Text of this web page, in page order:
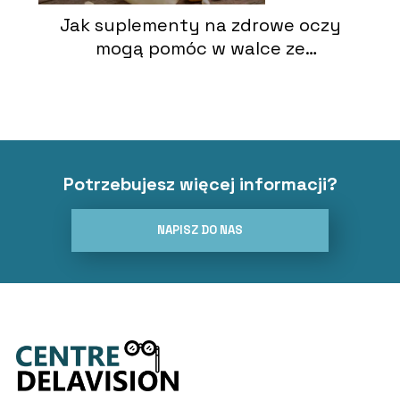
Jak suplementy na zdrowe oczy
mogą pomóc w walce ze
Potrzebujesz więcej informacji?
NAPISZ DO NAS